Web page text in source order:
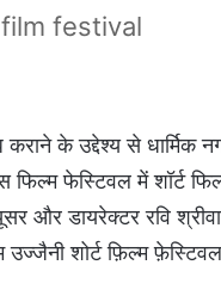
festival
के उद्देश्य से धार्मिक
फेस्टिवल में शॉर्ट
और डायरेक्टर रवि
उज्जैनी शोर्ट फ़िल्म